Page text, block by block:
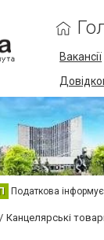
Вакансії
П Податкова інформує
Канцелярські